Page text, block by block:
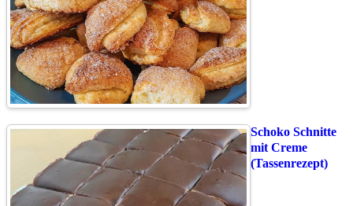
Schoko Schnitte
mit Creme
(Tassenrezept)